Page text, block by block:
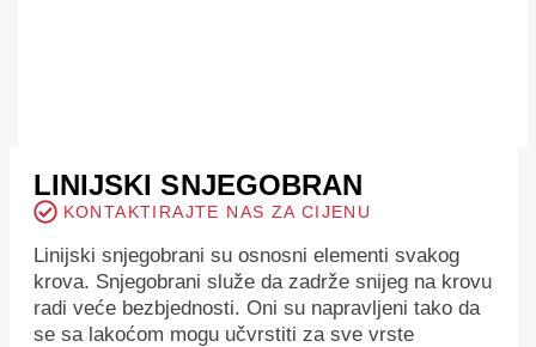
LINIJSKI SNJEGOBRAN
KONTAKTIRAJTE NAS ZA CIJENU
Linijski snjegobrani su osnosni elementi svakog
krova. Snjegobrani služe da zadrže snijeg na krovu
radi veće bezbjednosti. Oni su napravljeni tako da
se sa lakoćom mogu učvrstiti za sve vrste